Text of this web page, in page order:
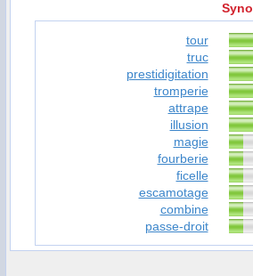
tour
truc
prestidigitation
tromperie
attrape
illusion
magie
fourberie
ficelle
escamotage
combine
passe-droit